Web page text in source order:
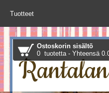
Tuotteet
Ostoskorin sisältö
0 tuotetta - Yhteensä